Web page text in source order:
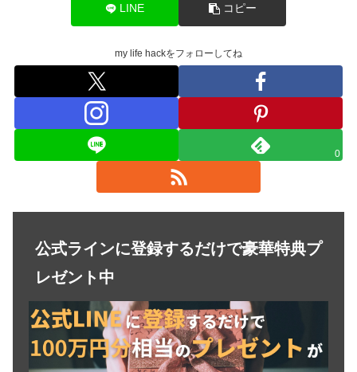
LINE コピー
my life hackをフォローしてね
0
公式ラインに登録するだけで豪華特典プ
レゼント中